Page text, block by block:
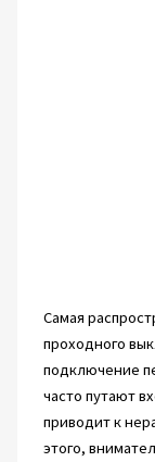
Самая
проходного
подключение
часто путают
приводит к
этого,